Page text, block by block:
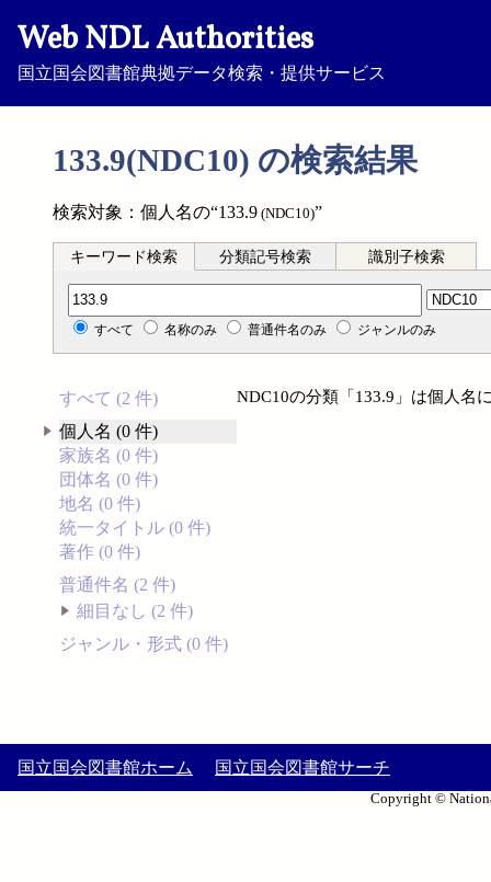
Web NDL Authorities
国立国会図書館典拠データ検索・提供サービス
133.9(NDC10) の検索結果
検索対象：個人名の“133.9 (NDC10)”
キーワード検索 分類記号検索 識別子検索
分類記号検索
すべて 名称のみ 普通件名のみ ジャンルのみ
すべて (2 件)
個人名 (0 件)
家族名 (0 件)
団体名 (0 件)
地名 (0 件)
統一タイトル (0 件)
著作 (0 件)
普通件名 (2 件)
細目なし (2 件)
ジャンル・形式 (0 件)
NDC10の分類「133.9」は個人名
国立国会図書館ホーム 国立国会図書館サーチ
Copyright ©